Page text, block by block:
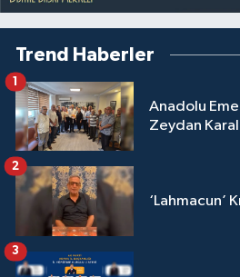
Trend Haberler
Anadolu
Zeydan
1
‘Lahmacun’
2
3